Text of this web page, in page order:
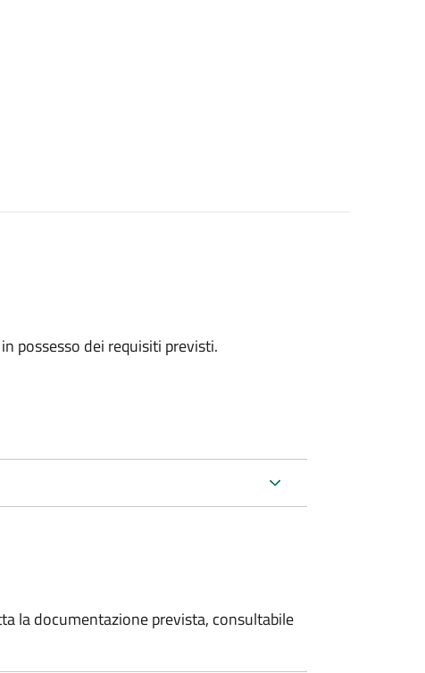
possesso dei requisiti previsti.
la documentazione prevista, consultabile